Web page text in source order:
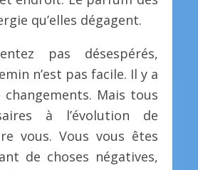
qu’elles dégagent.
pas désespérés,
n’est pas facile. Il y a
changements. Mais tous
à l’évolution de
vous. Vous vous êtes
de choses négatives,